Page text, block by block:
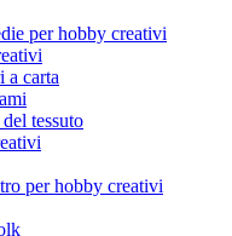
per hobby creativi
a carta
tessuto
per hobby creativi